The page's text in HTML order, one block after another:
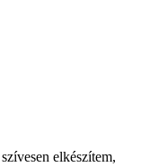
elkészítem,